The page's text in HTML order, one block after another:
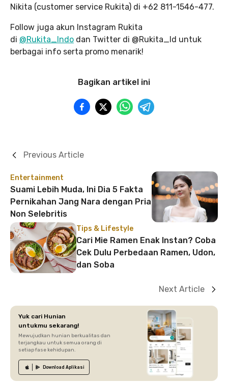
Nikita (customer service Rukita) di +62 811-1546-477.
Follow juga akun Instagram Rukita
di @Rukita_Indo dan Twitter di @Rukita_Id untuk
berbagai info serta promo menarik!
Bagikan artikel ini
Entertainment
Suami Lebih Muda, Ini Dia 5 Fakta
Pernikahan Jang Nara dengan Pria
Non Selebritis
Previous Article
Tips & Lifestyle
Cari Mie Ramen Enak Instan? Coba
Cek Dulu Perbedaan Ramen, Udon,
dan Soba
Next Article
Yuk cari Hunian
untukmu sekarang!
Mewujudkan hunian berkualitas dan
terjangkau untuk semua orang di
setiap fase kehidupan.
Download Aplikasi